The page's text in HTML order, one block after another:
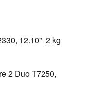
12.10", 2 kg
2 Duo T7250,